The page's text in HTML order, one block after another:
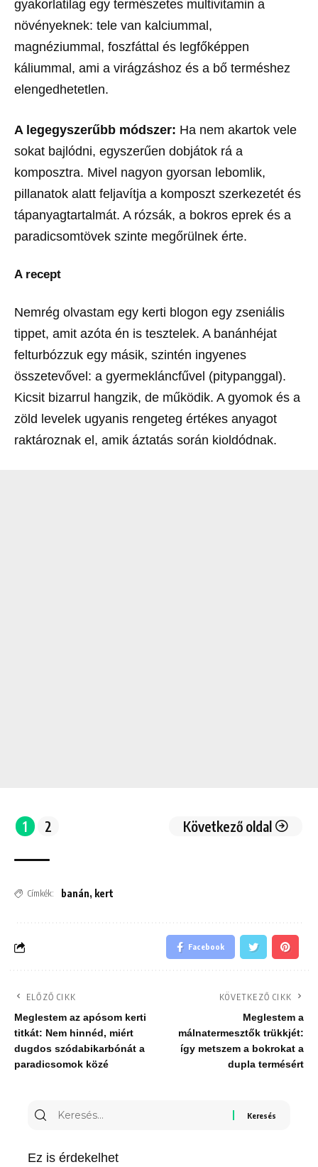
gyakorlatilag egy természetes multivitamin a
növényeknek: tele van kalciummal,
magnéziummal, foszfáttal és legfőképpen
káliummal, ami a virágzáshoz és a bő terméshez
elengedhetetlen.
A legegyszerűbb módszer: Ha nem akartok vele
sokat bajlódni, egyszerűen dobjátok rá a
komposztra. Mivel nagyon gyorsan lebomlik,
pillanatok alatt feljavítja a komposzt szerkezetét és
tápanyagtartalmát. A rózsák, a bokros eprek és a
paradicsomtövek szinte megőrülnek érte.
A recept
Nemrég olvastam egy kerti blogon egy zseniális
tippet, amit azóta én is tesztelek. A banánhéjat
felturbózzuk egy másik, szintén ingyenes
összetevővel: a gyermekláncfűvel (pitypanggal).
Kicsit bizarrul hangzik, de működik. A gyomok és a
zöld levelek ugyanis rengeteg értékes anyagot
raktároznak el, amik áztatás során kioldódnak.
1 2 Következő oldal
Címkék: banán, kert
Facebook
ELŐZŐ CIKK
Meglestem az apósom kerti
titkát: Nem hinnéd, miért
dugdos szódabikarbónát a
paradicsomok közé
KÖVETKEZŐ CIKK
Meglestem a
málnatermesztők trükkjét:
így metszem a bokrokat a
dupla termésért
Keresés
Ez is érdekelhet